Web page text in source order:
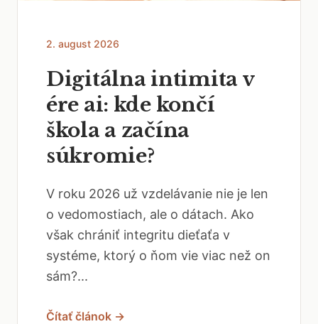
2. august 2026
Digitálna intimita v
ére ai: kde končí
škola a začína
súkromie?
V roku 2026 už vzdelávanie nie je len
o vedomostiach, ale o dátach. Ako
však chrániť integritu dieťaťa v
systéme, ktorý o ňom vie viac než on
sám?...
Čítať článok →